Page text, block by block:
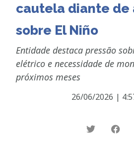
cautela diante de
sobre El Niño
Entidade destaca pressão
elétrico e necessidade de
próximos meses
26/06/2026 |